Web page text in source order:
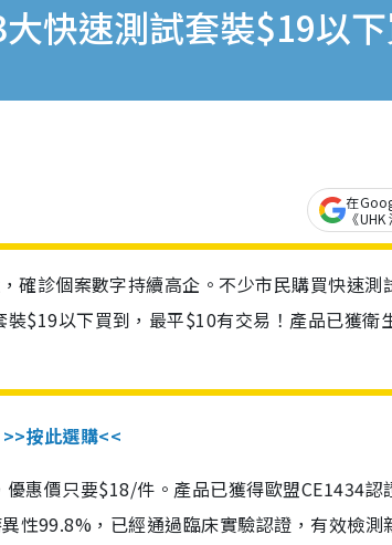
大快速測試套裝$19以
在
《UHK
確診個案數字持續高企。不少市民購買快速測
$19以下買到，最平$10有交易！產品已獲衛
>>按此選購<<
惠價只要$18/件。產品已獲得歐盟CE1434認
性99.8%，已經通過臨床實驗認證，有效檢測